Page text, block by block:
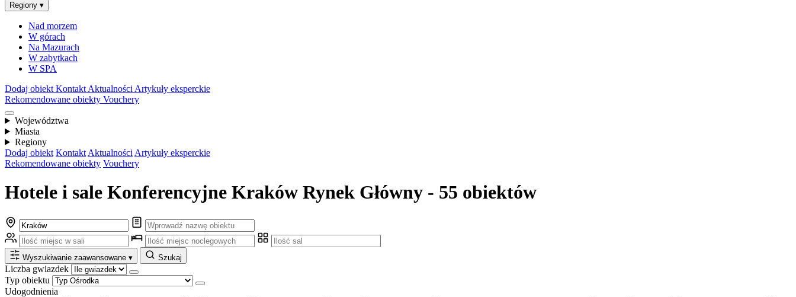
Regiony ▾
Nad morzem
W górach
Na Mazurach
W zabytkach
W SPA
Dodaj obiekt Kontakt Aktualności Artykuły eksperckie
Rekomendowane obiekty Vouchery
Województwa
Miasta
Regiony
Dodaj obiekt Kontakt Aktualności Artykuły eksperckie
Rekomendowane obiekty Vouchery
Hotele i sale Konferencyjne Kraków Rynek Główny - 55 obiektów
Wyszukiwanie zaawansowane ▾ Szukaj
Liczba gwiazdek
Typ obiektu
Udogodnienia